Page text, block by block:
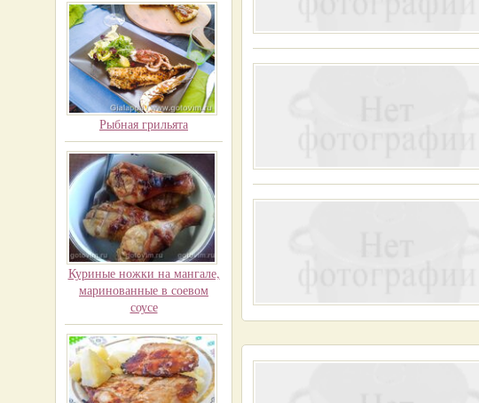
Рыбная грильята
Куриные ножки на мангале,
маринованные в соевом
соусе